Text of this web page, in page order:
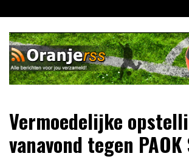
naar
inhoud
Oranje RSS
niets meer van het Nederlands Elftal op
2012!
Vermoedelijke
vanavond tegen